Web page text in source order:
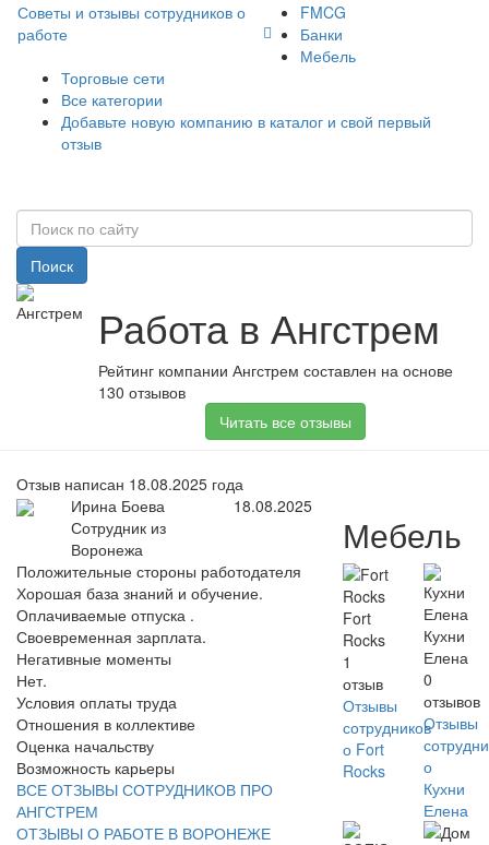
Советы и отзывы сотрудников о
работе
FMCG
Банки
Мебель
Торговые сети
Все категории
Добавьте новую компанию в каталог и свой первый
отзыв
Поиск
Работа в Ангстрем
Рейтинг компании Ангстрем составлен на основе
130 отзывов
Читать все отзывы
Отзыв написан 18.08.2025 года
Ирина Боева
Сотрудник из
Воронежа
18.08.2025
Положительные стороны работодателя
Хорошая база знаний и обучение.
Оплачиваемые отпуска .
Своевременная зарплата.
Негативные моменты
Нет.
Условия оплаты труда
Отношения в коллективе
Оценка начальству
Возможность карьеры
ВСЕ ОТЗЫВЫ СОТРУДНИКОВ ПРО
АНГСТРЕМ
ОТЗЫВЫ О РАБОТЕ В ВОРОНЕЖЕ
Мебель
Fort
Rocks
1
отзыв
Отзывы
сотрудников
о Fort
Rocks
Кухни
Елена
0
отзывов
Отзывы
о
Кухни
Елена